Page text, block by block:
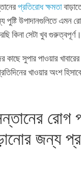
প্রতিরোধ ক্ষমতা
পুষ্টি উপাদানগুলিতে এমন
কিনা সেটা খুব গুরুত্বপূর্ণ।
সুপার পাওয়ার
খাওয়ার অংশ
রোগ
জন্য